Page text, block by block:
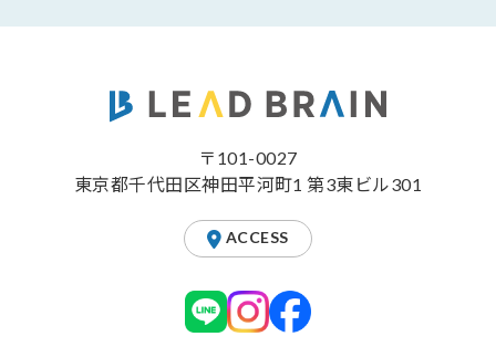
〒101-0027
東京都千代田区神田平河町1 第3東ビル301
ACCESS